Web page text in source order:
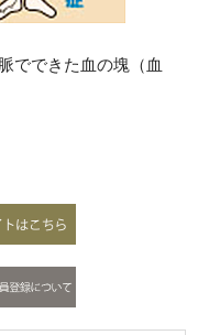
でできた血の塊（血